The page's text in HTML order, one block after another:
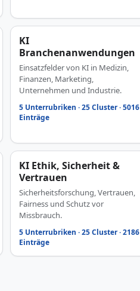
KI
Branchenanwendungen
Einsatzfelder von KI in Medizin,
Finanzen, Marketing,
Unternehmen und Industrie.
5 Unterrubriken · 25 Cluster · 5016
Einträge
KI Ethik, Sicherheit &
Vertrauen
Sicherheitsforschung, Vertrauen,
Fairness und Schutz vor
Missbrauch.
5 Unterrubriken · 25 Cluster · 2186
Einträge